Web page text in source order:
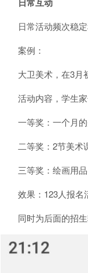
日常活动频次稳
案例：
大卫美术，在3月
活动内容，学生
一等奖：一个月
二等奖：2节美术
三等奖：绘画用
效果：123人报名
同时为后面的招